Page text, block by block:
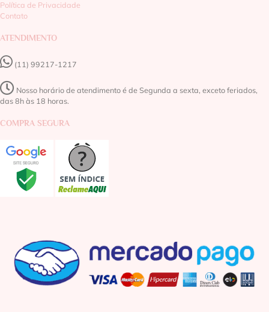
Política de Privacidade
Contato
ATENDIMENTO
(11) 99217-1217‬
Nosso horário de atendimento é de Segunda a sexta, exceto feriados,
das 8h às 18 horas.
COMPRA SEGURA